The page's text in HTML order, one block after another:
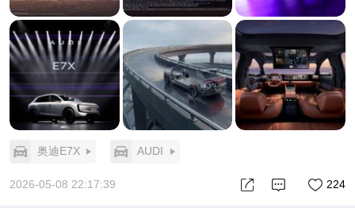
是交易，后者是认同。
从长沙的巨型球幕LiveHouse，到广州的冠军交付，
埃安N60“一城一盛典”的逻辑正在清晰：它不是在卷配
置，而是在卷“用户一生一次的高光时刻”。
5月20日前下订还能抽敦煌双人游。但我猜，很多人
记住的不是那个奖品，而是刘诗雯递过钥匙时说的那
句恭喜。
#埃安N60##刘诗雯##梦寐以求的交付仪式##刘诗雯
Mini LED星空屏、智能调光天幕、双向14°后轮转向系
统，全部标配。
这意味着什么？意味着哪怕你买的是最便宜的E7X，
你得到的不是一台“低配豪车”，而是一台真正满血的
智能电动车。后轮转向这种以前只在百万级车型上才
有的配置，28.98万就能拥有。这不是降价，这是降
维。
更难得的是，奥迪没有把“选择权”拿走，而是把它还
型。想要quattro四驱和全粒面小牛皮？再加3万。想
奥迪E7X AUDI
2026-05-08 22:17:39 224